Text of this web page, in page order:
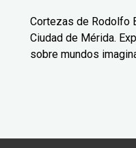
Cortezas de Rodolfo
Ciudad de Mérida.
sobre mundos